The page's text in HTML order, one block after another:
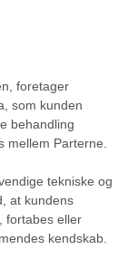
foretager
som kunden
behandling
mellem Parterne.
tekniske og
at kundens
fortabes eller
kendskab.